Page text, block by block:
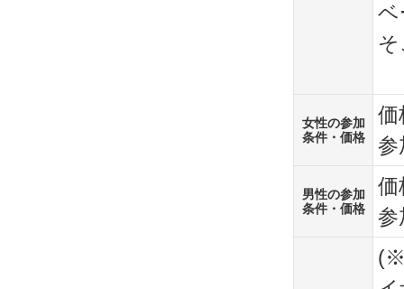
ベ
女性の参加
条件・価格
価
参
男性の参加
条件・価格
価
参
(※